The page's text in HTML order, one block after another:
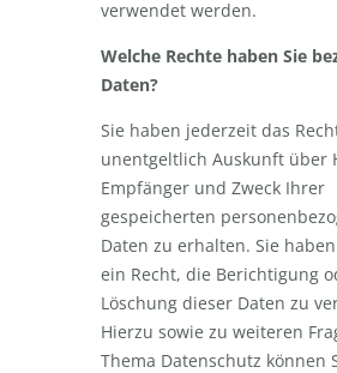
verwendet werden.
Welche Rechte haben Sie
Daten?
Sie haben jederzeit das
unentgeltlich Auskunft über
Empfänger und Zweck Ihrer
gespeicherten
Daten zu erhalten. Sie
ein Recht, die Berichtigung
Löschung dieser Daten zu
Hierzu sowie zu weiteren
Thema Datenschutz können